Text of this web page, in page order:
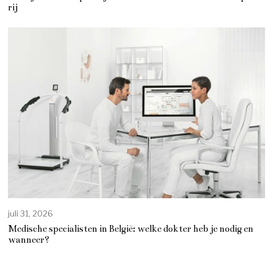
rij
juli 31, 2026
Medische specialisten in België: welke dokter heb je nodig en
wanneer?